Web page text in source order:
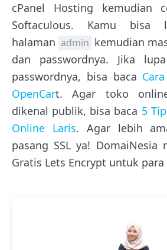
cPanel Hosting kemudian
Softaculous. Kamu bisa
halaman admin kemudian
dan passwordnya. Jika
passwordnya, bisa baca
OpenCart. Agar toko
dikenal publik, bisa baca 5
Online Laris. Agar lebih
pasang SSL ya! DomaiNesia
Gratis Lets Encrypt untuk para